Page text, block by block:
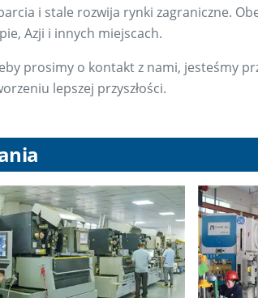
i stale rozwija rynki zagraniczne.
Azji i innych miejscach.
prosimy o kontakt z nami, jesteśmy
lepszej przyszłości.